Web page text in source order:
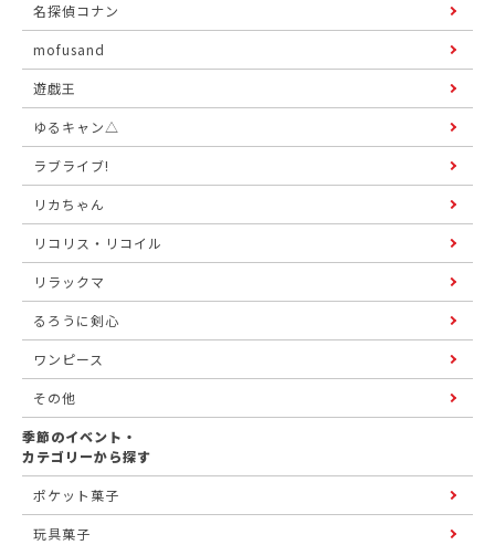
名探偵コナン
mofusand
遊戯王
ゆるキャン△
ラブライブ!
リカちゃん
リコリス・リコイル
リラックマ
るろうに剣心
ワンピース
その他
季節のイベント・
カテゴリーから探す
ポケット菓子
玩具菓子